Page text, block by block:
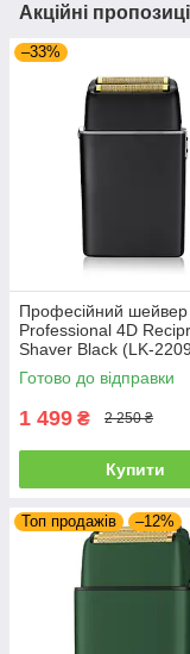
Акційні
–33%
Професійний
Professional 4D
Shaver Black (LK-
Готово до відправки
1 499 ₴ 2 250 ₴
Купити
Топ продажів –12%